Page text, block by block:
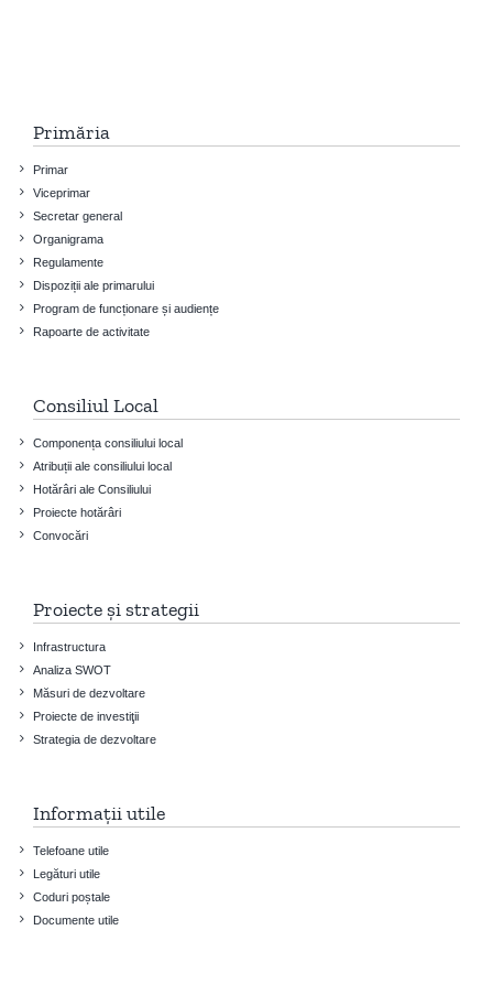
Primăria
Primar
Viceprimar
Secretar general
Organigrama
Regulamente
Dispoziții ale primarului
Program de funcționare și audiențe
Rapoarte de activitate
Consiliul Local
Componența consiliului local
Atribuții ale consiliului local
Hotărâri ale Consiliului
Proiecte hotărâri
Convocări
Proiecte și strategii
Infrastructura
Analiza SWOT
Măsuri de dezvoltare
Proiecte de investiţii
Strategia de dezvoltare
Informații utile
Telefoane utile
Legături utile
Coduri poștale
Documente utile